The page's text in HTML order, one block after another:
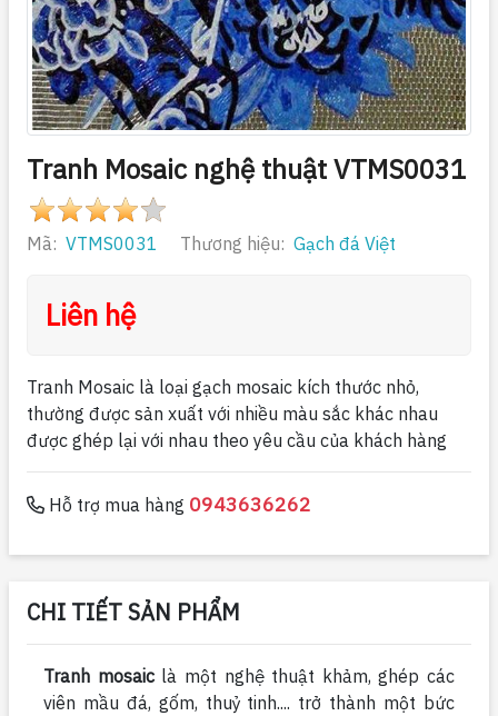
Tranh Mosaic nghệ thuật VTMS0031
Mã: VTMS0031 Thương hiệu: Gạch đá Việt
Liên hệ
Tranh Mosaic là loại gạch mosaic kích thước nhỏ,
thường được sản xuất với nhiều màu sắc khác nhau
được ghép lại với nhau theo yêu cầu của khách hàng
Hỗ trợ mua hàng 0943636262
CHI TIẾT SẢN PHẨM
Tranh mosaiclà một nghệ thuật khảm, ghép các
viên mầu đá, gốm, thuỷ tinh.... trở thành một bức